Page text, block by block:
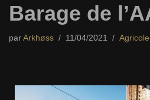
Barage de
par Arkhøss 11/04/2021 Agricole